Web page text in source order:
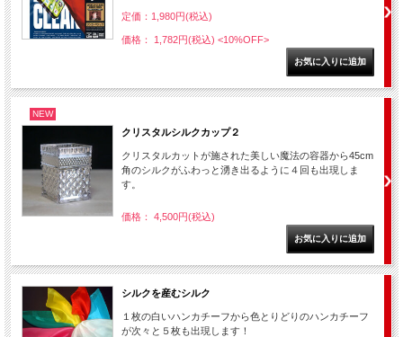
定価：1,980円(税込)
価格： 1,782円(税込) <10%OFF>
NEW
クリスタルシルクカップ２
クリスタルカットが施された美しい魔法の容器から45cm
角のシルクがふわっと湧き出るように４回も出現しま
す。
価格： 4,500円(税込)
シルクを産むシルク
１枚の白いハンカチーフから色とりどりのハンカチーフ
が次々と５枚も出現します！